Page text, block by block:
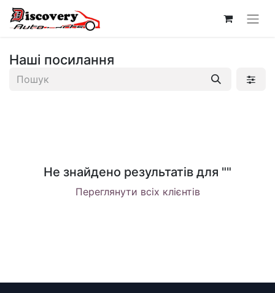
Наші посилання
Не знайдено результатів для ""
Переглянути всіх клієнтів